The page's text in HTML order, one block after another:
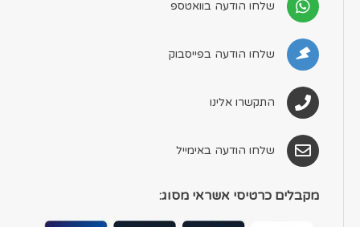
שלחו הודעה בוואטספ
שלחו הודעה בפייסבוק
התקשרו אלינו
שלחו הודעה באימייל
מקבלים כרטיסי אשראי מסוג: